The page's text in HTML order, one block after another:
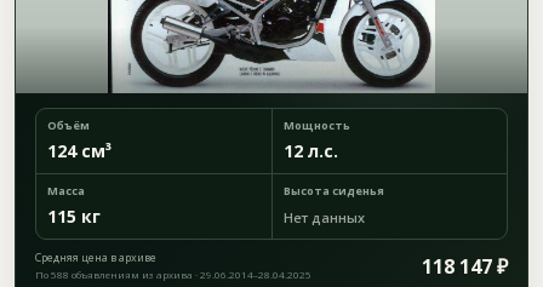
Объём
124 см³
Мощность
12 л.с.
Масса
115 кг
Высота сиденья
Нет данных
Средняя цена в архиве 118 147 ₽
По 588 объявлениям из архива · 29.06.2014–28.04.2025